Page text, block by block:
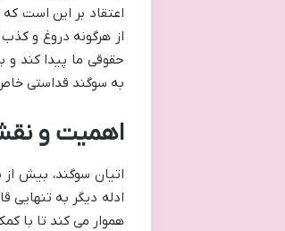
اعتقاد بر این است
از هرگونه دروغ و
حقوقی ما پیدا کند و
به سوگند قداستی
اهمیت و
اتیان سوگند، بیش
ادله دیگر به تنهایی
هموار می کند تا با